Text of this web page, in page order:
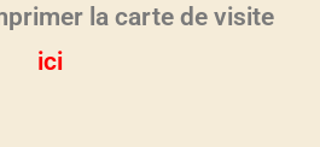
la carte de visite
ici